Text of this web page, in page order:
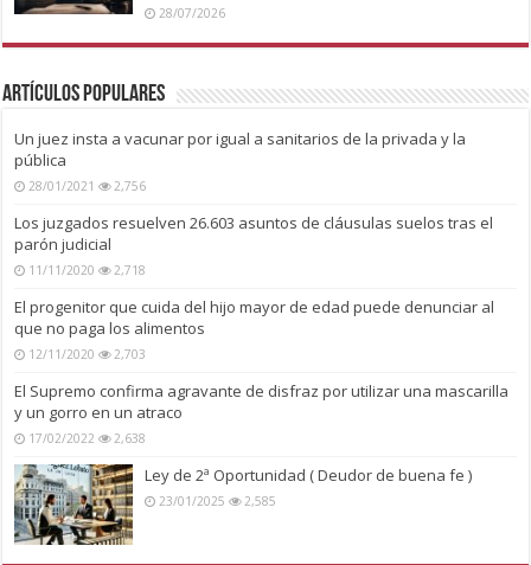
28/07/2026
Artículos Populares
Un juez insta a vacunar por igual a sanitarios de la privada y la
pública
28/01/2021 2,756
Los juzgados resuelven 26.603 asuntos de cláusulas suelos tras el
parón judicial
11/11/2020 2,718
El progenitor que cuida del hijo mayor de edad puede denunciar al
que no paga los alimentos
12/11/2020 2,703
El Supremo confirma agravante de disfraz por utilizar una mascarilla
y un gorro en un atraco
17/02/2022 2,638
Ley de 2ª Oportunidad ( Deudor de buena fe )
23/01/2025 2,585